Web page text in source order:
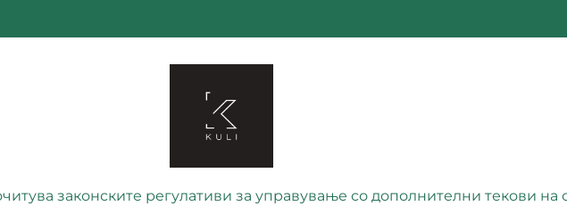
законските регулативи за управување со дополнителни текови на